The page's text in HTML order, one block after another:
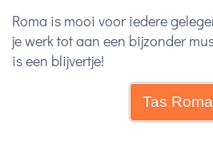
Roma is mooi voor iedere
je werk tot aan een bijzonder
is een blijvertje!
Tas Roma